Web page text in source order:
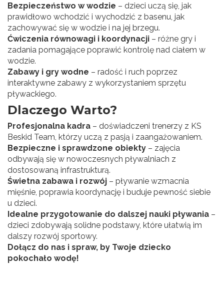
Bezpieczeństwo w wodzie – dzieci uczą się, jak
prawidłowo wchodzić i wychodzić z basenu, jak
zachowywać się w wodzie i na jej brzegu.
Ćwiczenia równowagi i koordynacji – różne gry i
zadania pomagające poprawić kontrolę nad ciałem w
wodzie.
Zabawy i gry wodne – radość i ruch poprzez
interaktywne zabawy z wykorzystaniem sprzętu
pływackiego.
Dlaczego Warto?
Profesjonalna kadra – doświadczeni trenerzy z KS
Beskid Team, którzy uczą z pasją i zaangażowaniem.
Bezpieczne i sprawdzone obiekty – zajęcia
odbywają się w nowoczesnych pływalniach z
dostosowaną infrastrukturą.
Świetna zabawa i rozwój – pływanie wzmacnia
mięśnie, poprawia koordynację i buduje pewność siebie
u dzieci.
Idealne przygotowanie do dalszej nauki pływania –
dzieci zdobywają solidne podstawy, które ułatwią im
dalszy rozwój sportowy.
Dołącz do nas i spraw, by Twoje dziecko
pokochało wodę!